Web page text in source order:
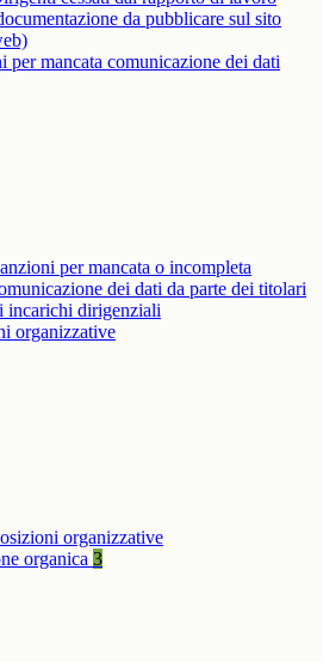
da pubblicare sul sito
per mancata comunicazione dei dati
per mancata o incompleta
dei dati da parte dei titolari
incarichi dirigenziali
organizzative
organizzative
organica 3